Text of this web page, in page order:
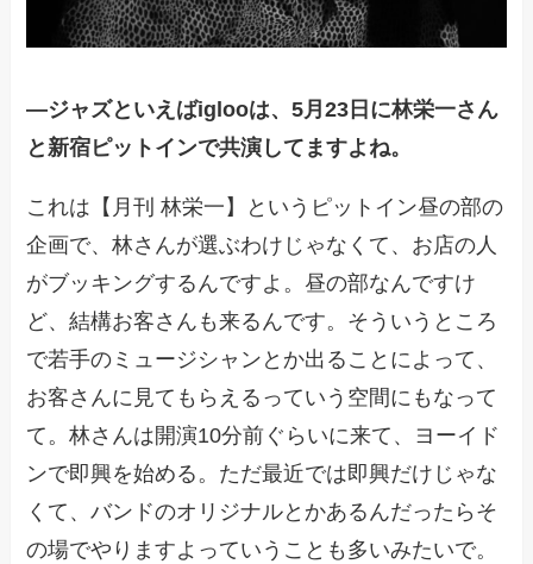
―ジャズといえばiglooは、5月23日に林栄一さん
と新宿ピットインで共演してますよね。
これは【月刊 林栄一】というピットイン昼の部の
企画で、林さんが選ぶわけじゃなくて、お店の人
がブッキングするんですよ。昼の部なんですけ
ど、結構お客さんも来るんです。そういうところ
で若手のミュージシャンとか出ることによって、
お客さんに見てもらえるっていう空間にもなって
て。林さんは開演10分前ぐらいに来て、ヨーイド
ンで即興を始める。ただ最近では即興だけじゃな
くて、バンドのオリジナルとかあるんだったらそ
の場でやりますよっていうことも多いみたいで。